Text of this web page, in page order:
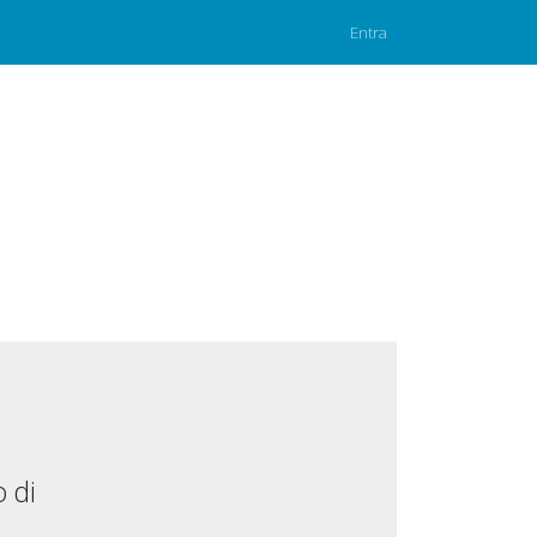
Entra
di